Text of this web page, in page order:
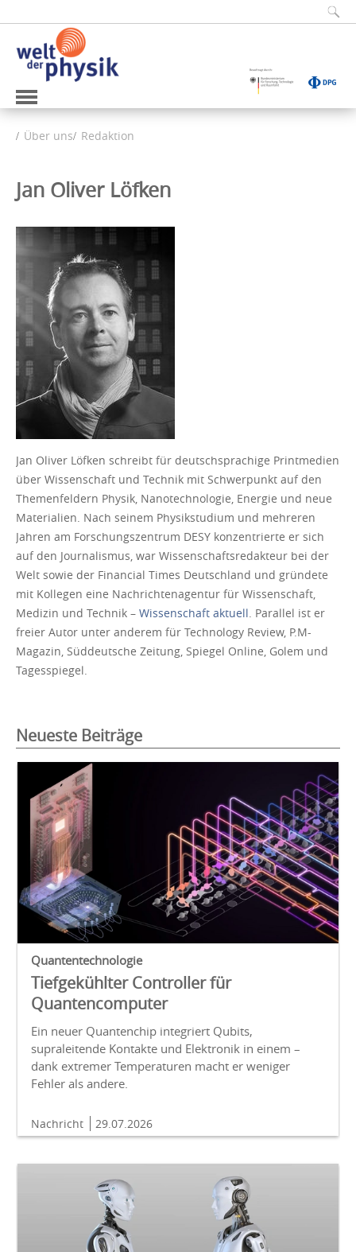
Über uns Redaktion
Jan Oliver Löfken
Jan Oliver Löfken schreibt für deutschsprachige Printmedien
über Wissenschaft und Technik mit Schwerpunkt auf den
Themenfeldern Physik, Nanotechnologie, Energie und neue
Materialien. Nach seinem Physikstudium und mehreren
Jahren am Forschungszentrum DESY konzentrierte er sich
auf den Journalismus, war Wissenschaftsredakteur bei der
Welt sowie der Financial Times Deutschland und gründete
mit Kollegen eine Nachrichtenagentur für Wissenschaft,
Medizin und Technik – Wissenschaft aktuell. Parallel ist er
freier Autor unter anderem für Technology Review, P.M-
Magazin, Süddeutsche Zeitung, Spiegel Online, Golem und
Tagesspiegel.
Neueste Beiträge
Quantentechnologie
Tiefgekühlter Controller für
Quantencomputer
Ein neuer Quantenchip integriert Qubits,
supraleitende Kontakte und Elektronik in einem –
dank extremer Temperaturen macht er weniger
Fehler als andere.
Nachricht 29.07.2026